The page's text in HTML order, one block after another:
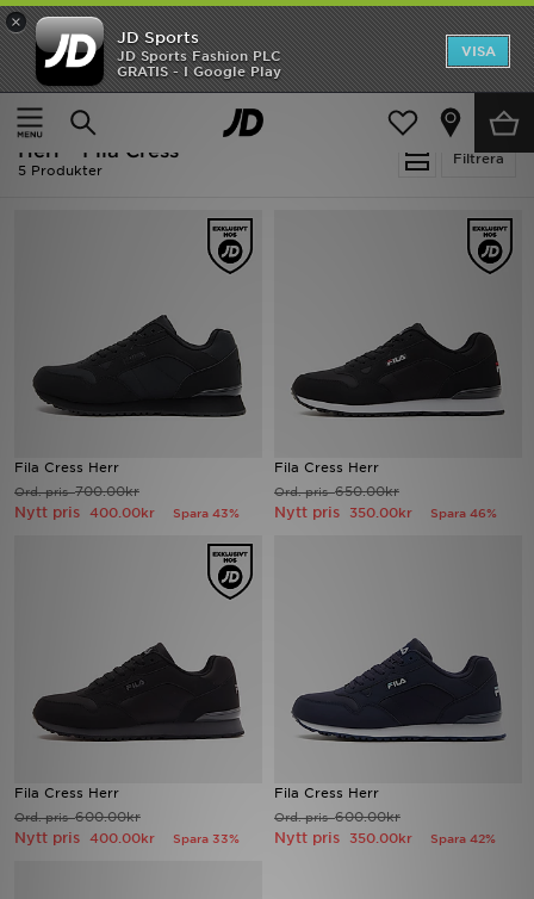
×
JD Sports
JD Sports Fashion PLC
GRATIS - I Google Play
VISA
Ny termin, ny stil Essentials för skolstarten
Hem
Herr
Filtrera
Herr - Fila Cress
5 Produkter
Fila Cress Herr
Ord. pris700.00kr
Nytt pris 400.00kr Spara 43%
Fila Cress Herr
Ord. pris650.00kr
Nytt pris 350.00kr Spara 46%
Fila Cress Herr
Ord. pris600.00kr
Nytt pris 400.00kr Spara 33%
Fila Cress Herr
Ord. pris600.00kr
Nytt pris 350.00kr Spara 42%
Hem
Rea
Nyheter
Varumärken
Bästsäljare
Sport
Mina meddelanden